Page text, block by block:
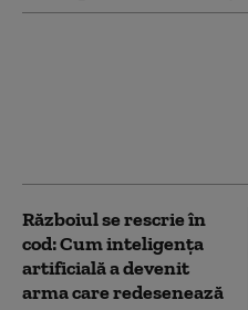
Războiul se rescrie în
cod: Cum inteligența
artificială a devenit
arma care redesenează